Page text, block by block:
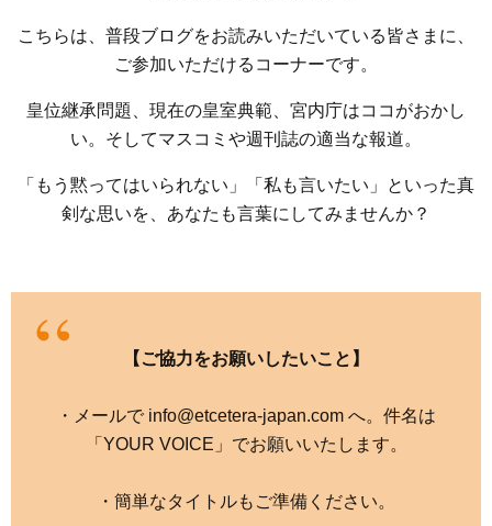
こちらは、普段ブログをお読みいただいている皆さまに、
ご参加いただけるコーナーです。
皇位継承問題、現在の皇室典範、宮内庁はココがおかし
い。そしてマスコミや週刊誌の適当な報道。
「もう黙ってはいられない」「私も言いたい」といった真
剣な思いを、あなたも言葉にしてみませんか？
【ご協力をお願いしたいこと】
・メールで info@etcetera-japan.com へ。件名は
「YOUR VOICE」でお願いいたします。
・簡単なタイトルもご準備ください。